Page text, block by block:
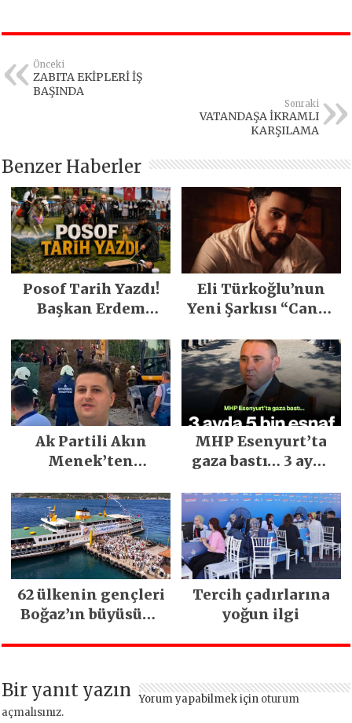
Önceki
ZABITA EKİPLERİ İŞ
BAŞINDA
Sonraki
VATANDAŞA İKRAMLI
KARŞILAMA
Benzer Haberler
Posof Tarih Yazdı!
Başkan Erdem
Emeğiyle Son
Yılların En Büyük
Festivali
Gerçekleşti
Eli Türkoğlu’nun
Yeni Şarkısı “Canın
İlgi Gördü!..
Ak Partili Akın
Menek’ten
heyelan sonrası
kritik uyarı
MHP Esenyurt’ta
gaza bastı… 3 ayda
edildi
62 ülkenin gençleri
Boğaz’ın büyüsüne
Tercih çadırlarına
yoğun ilgi
Bir yanıt yazın Yorum yapabilmek için oturum
açmalısınız.